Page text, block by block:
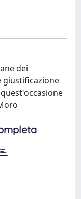
dei
giustificazione